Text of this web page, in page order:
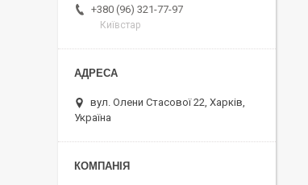
+380 (96) 321-77-97
Київстар
вул. Олени Стасової 22, Харків,
Україна